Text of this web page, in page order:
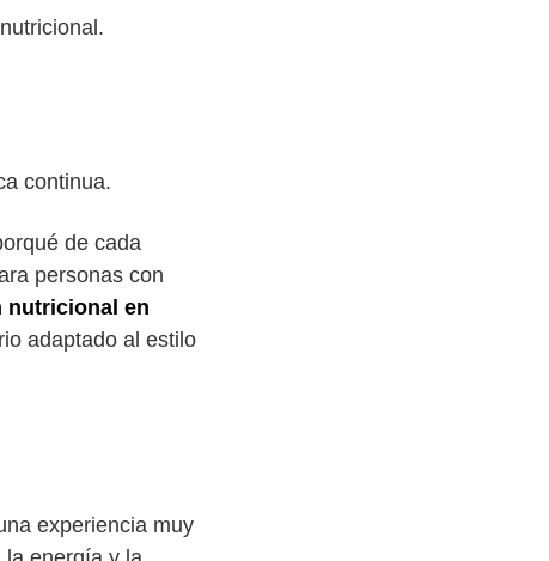
continua.
de cada
personas con
nutricional en
adaptado al estilo
experiencia muy